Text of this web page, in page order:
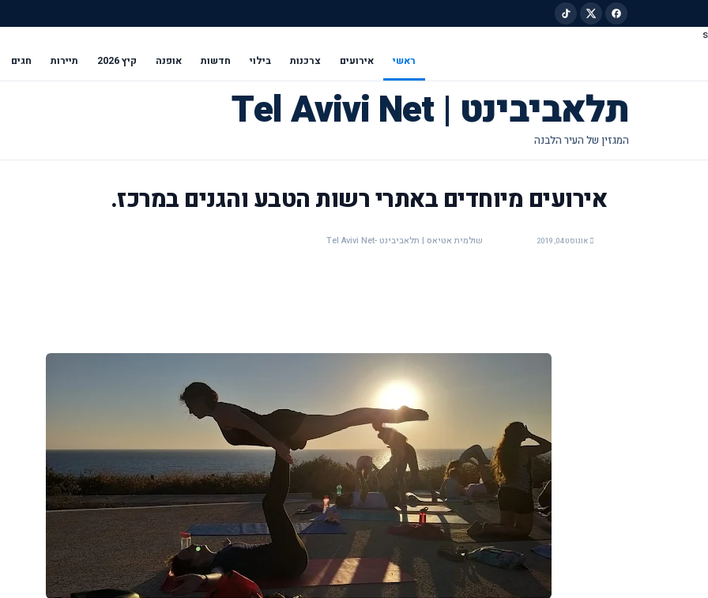
s
ראשי אירועים צרכנות בילוי חדשות אופנה קיץ 2026 תיירות חגים
תלאביבינט | Tel Avivi Net
אירועים מיוחדים באתרי רשות הטבע והגנים במרכז.
אוגוסט 04, 2019 שולמית אטיאס | תלאביבינט -Tel Avivi Net